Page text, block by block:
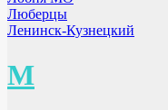
Люберцы
Ленинск-Кузнецкий
М